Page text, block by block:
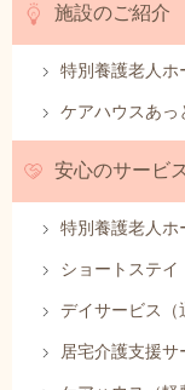
施設のご紹介
特別養護老人ホ
ケアハウスあっ
安心のサービス
特別養護老人ホ
ショートステイ
デイサービス（
居宅介護支援サ